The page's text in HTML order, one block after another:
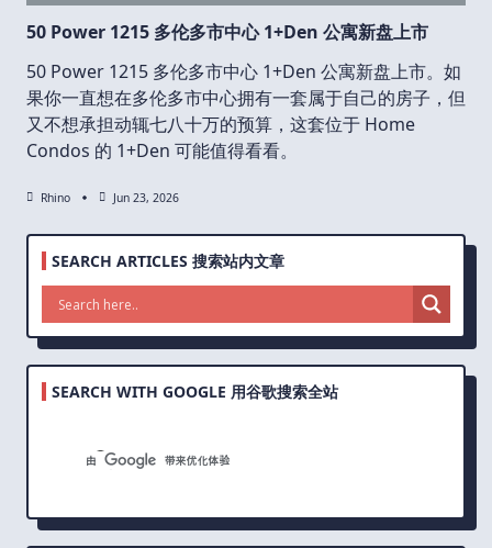
50 Power 1215 多伦多市中心 1+Den 公寓新盘上市
50 Power 1215 多伦多市中心 1+Den 公寓新盘上市。如
果你一直想在多伦多市中心拥有一套属于自己的房子，但
又不想承担动辄七八十万的预算，这套位于 Home
Condos 的 1+Den 可能值得看看。
Rhino Jun 23, 2026
SEARCH ARTICLES 搜索站内文章
SEARCH WITH GOOGLE 用谷歌搜索全站